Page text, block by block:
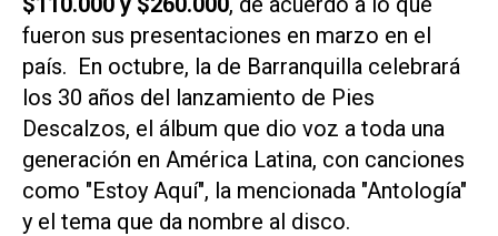
fueron sus presentaciones en marzo en el
país. En octubre, la de Barranquilla celebrará
los 30 años del lanzamiento de Pies
Descalzos, el álbum que dio voz a toda una
generación en América Latina, con canciones
como "Estoy Aquí", la mencionada "Antología"
y el tema que da nombre al disco.